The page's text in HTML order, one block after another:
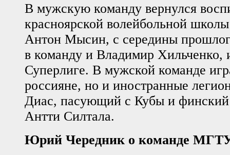
В мужскую команду вернулся
красноярской волейбольной
Антон Мысин, с середины
в команду и Владимир Хильченко,
Суперлиге. В мужской команде
россияне, но и иностранные
Диас, пасующий с Кубы и
Антти Силтала.
Юрий Чередник о команде